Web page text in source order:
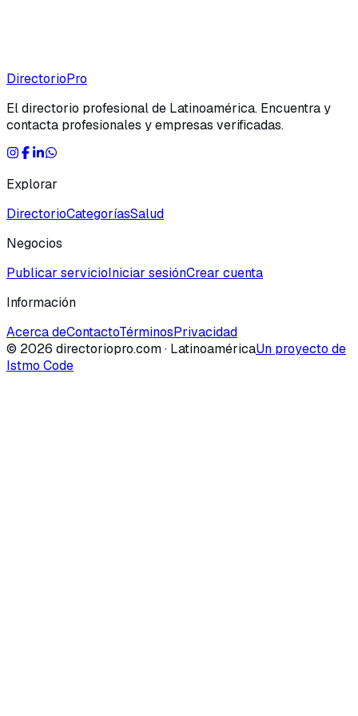
DirectorioPro
El directorio profesional de Latinoamérica. Encuentra y
contacta profesionales y empresas verificadas.
Explorar
DirectorioCategoríasSalud
Negocios
Publicar servicioIniciar sesiónCrear cuenta
Información
Acerca deContactoTérminosPrivacidad
© 2026 directoriopro.com· LatinoaméricaUn proyecto de
Istmo Code